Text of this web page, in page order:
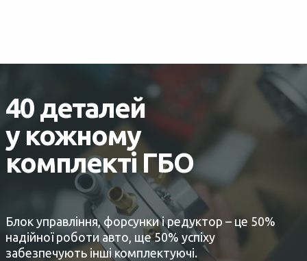
40 деталей
у кожному
комплекті ГБО
Блок управління, форсунки і редуктор – це 50%
надійної роботи авто, ще 50% успіху
забезпечують інші комплектуючі.